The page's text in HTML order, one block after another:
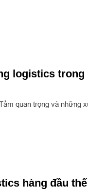
logistics trong
quan trọng và những
hàng đầu thế